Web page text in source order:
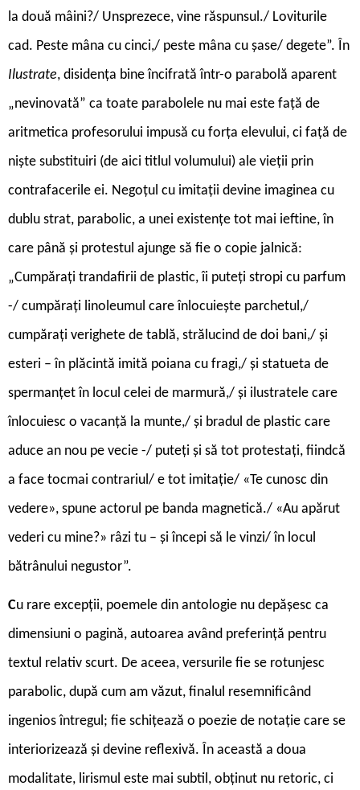
la două mâini?/ Unsprezece, vine răspunsul./ Loviturile
cad. Peste mâna cu cinci,/ peste mâna cu șase/ degete”. În
Ilustrate, disidența bine încifrată într-o parabolă aparent
„nevinovată” ca toate parabolele nu mai este față de
aritmetica profesorului impusă cu forța elevului, ci față de
niște substituiri (de aici titlul volumului) ale vieții prin
contrafacerile ei. Negoțul cu imitații devine imaginea cu
dublu strat, parabolic, a unei existențe tot mai ieftine, în
care până și protestul ajunge să fie o copie jalnică:
„Cumpărați trandafirii de plastic, îi puteți stropi cu parfum
-/ cumpărați linoleumul care înlocuiește parchetul,/
cumpărați verighete de tablă, strălucind de doi bani,/ și
esteri – în plăcintă imită poiana cu fragi,/ și statueta de
spermanțet în locul celei de marmură,/ și ilustratele care
înlocuiesc o vacanță la munte,/ și bradul de plastic care
aduce an nou pe vecie -/ puteți și să tot protestați, fiindcă
a face tocmai contrariul/ e tot imitație/ «Te cunosc din
vedere», spune actorul pe banda magnetică./ «Au apărut
vederi cu mine?» râzi tu – și începi să le vinzi/ în locul
bătrânului negustor”.
Cu rare excepții, poemele din antologie nu depășesc ca
dimensiuni o pagină, autoarea având preferință pentru
textul relativ scurt. De aceea, versurile fie se rotunjesc
parabolic, după cum am văzut, finalul resemnificând
ingenios întregul; fie schițează o poezie de notație care se
interiorizează și devine reflexivă. În această a doua
modalitate, lirismul este mai subtil, obținut nu retoric, ci